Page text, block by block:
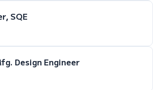
SQE
Design Engineer